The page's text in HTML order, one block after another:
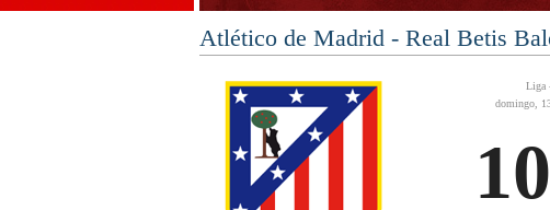
Atlético de Madrid - Real Betis
Liga
domingo,